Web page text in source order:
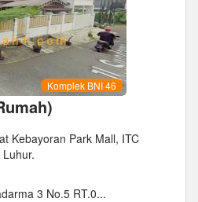
Komplek BNI 46
Kebayoran Park Mall, ITC
3 No.5 RT.0...